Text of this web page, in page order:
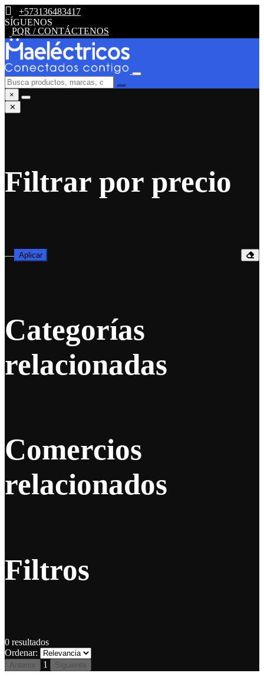
+573136483417
SÍGUENOS
PQR / CONTÁCTENOS
×
✕
Filtrar por precio
— Aplicar
Categorías
relacionadas
Comercios
relacionados
Filtros
0 resultados
Ordenar:
Anterior 1 Siguiente